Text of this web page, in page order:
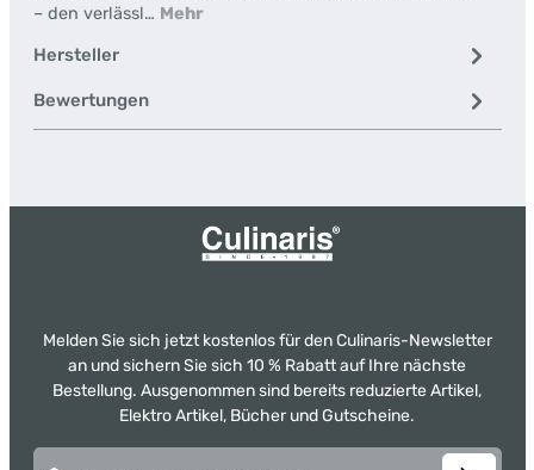
– den verlässl… Mehr
Hersteller
Bewertungen
Melden Sie sich jetzt kostenlos für den Culinaris-Newsletter
an und sichern Sie sich 10 % Rabatt auf Ihre nächste
Bestellung. Ausgenommen sind bereits reduzierte Artikel,
Elektro Artikel, Bücher und Gutscheine.